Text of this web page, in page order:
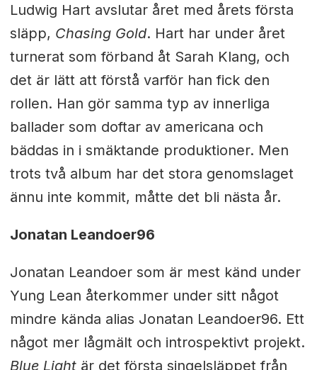
Ludwig Hart avslutar året med årets första
släpp, Chasing Gold. Hart har under året
turnerat som förband åt Sarah Klang, och
det är lätt att förstå varför han fick den
rollen. Han gör samma typ av innerliga
ballader som doftar av americana och
bäddas in i smäktande produktioner. Men
trots två album har det stora genomslaget
ännu inte kommit, måtte det bli nästa år.
Jonatan Leandoer96
Jonatan Leandoer som är mest känd under
Yung Lean återkommer under sitt något
mindre kända alias Jonatan Leandoer96. Ett
något mer lågmält och introspektivt projekt.
Blue Lightär det första singelsläppet från